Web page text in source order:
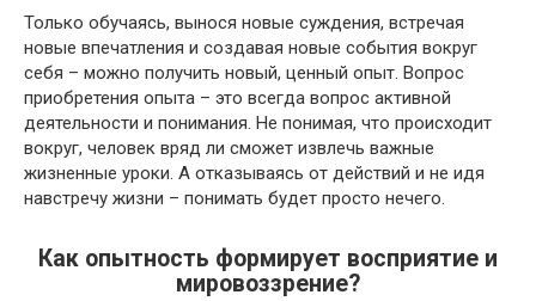
Только обучаясь, вынося новые суждения, встречая
новые впечатления и создавая новые события вокруг
себя – можно получить новый, ценный опыт. Вопрос
приобретения опыта – это всегда вопрос активной
деятельности и понимания. Не понимая, что происходит
вокруг, человек вряд ли сможет извлечь важные
жизненные уроки. А отказываясь от действий и не идя
навстречу жизни – понимать будет просто нечего.
Как опытность формирует восприятие и
мировоззрение?